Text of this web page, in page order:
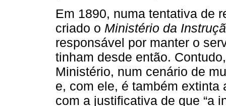
Em 1890, numa tentativa de
criado o Ministério da
responsável por manter o
tinham desde então.
Ministério, num cenário de
e, com ele, é também extinta
com a justificativa de que “a